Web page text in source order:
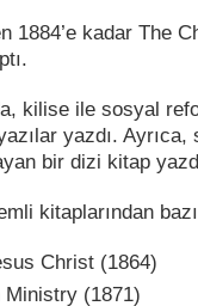
1884’e kadar The
kilise ile sosyal
yazdı.
bir dizi kitap
kitaplarından
Christ (1864)
(1871)